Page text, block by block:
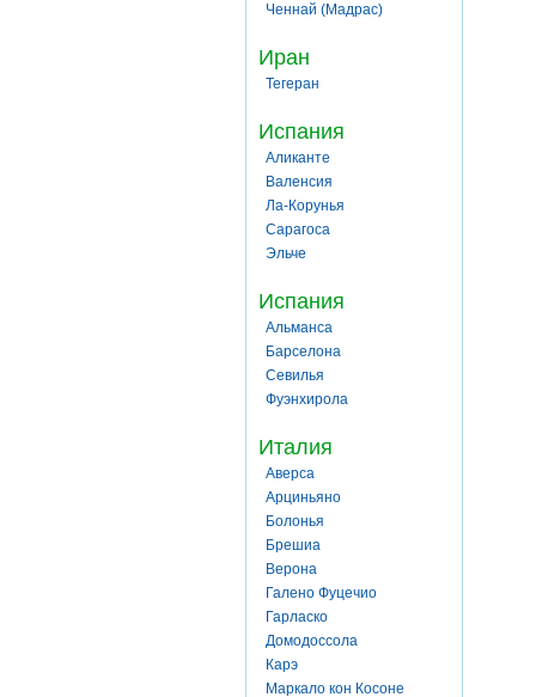
Ченнай (Мадрас)
Иран
Тегеран
Испания
Аликанте
Валенсия
Ла-Корунья
Сарагоса
Эльче
Испания
Альманса
Барселона
Севилья
Фуэнхирола
Италия
Аверса
Арциньяно
Болонья
Брешиа
Верона
Галено Фуцечио
Гарласко
Домодоссола
Карэ
Маркало кон Косоне